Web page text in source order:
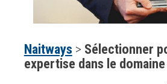
Naitways > Sélectionner
expertise dans le domaine